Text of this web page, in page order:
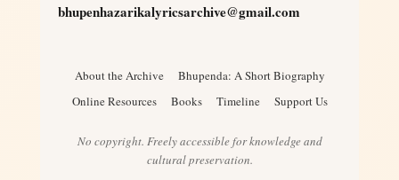
bhupenhazarikalyricsarchive@gmail.com
About the Archive
Bhupenda: A Short Biography
Online Resources
Books Timeline Support Us
No copyright. Freely accessible for knowledge and
cultural preservation.